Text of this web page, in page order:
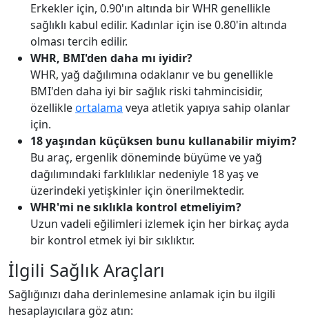
Erkekler için, 0.90'ın altında bir WHR genellikle
sağlıklı kabul edilir. Kadınlar için ise 0.80'in altında
olması tercih edilir.
WHR, BMI'den daha mı iyidir?
WHR, yağ dağılımına odaklanır ve bu genellikle
BMI'den daha iyi bir sağlık riski tahmincisidir,
özellikleortalama veya atletik yapıya sahip olanlar
için.
18 yaşından küçüksen bunu kullanabilir miyim?
Bu araç, ergenlik döneminde büyüme ve yağ
dağılımındaki farklılıklar nedeniyle 18 yaş ve
üzerindeki yetişkinler için önerilmektedir.
WHR'mi ne sıklıkla kontrol etmeliyim?
Uzun vadeli eğilimleri izlemek için her birkaç ayda
bir kontrol etmek iyi bir sıklıktır.
İlgili Sağlık Araçları
Sağlığınızı daha derinlemesine anlamak için bu ilgili
hesaplayıcılara göz atın: